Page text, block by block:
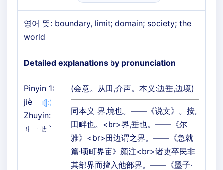
영어 뜻: boundary, limit; domain; society; the
world
Detailed explanations by pronunciation
Pinyin 1:
jiè
Zhuyin:
ㄐㄧㄝˋ
(会意。从田,介声。本义:边垂,边境)
同本义 界,境也。——《说文》。按,
田畔也。<br>界,垂也。——《尔
雅》<br>田边谓之界。——《急就
篇·顷町界亩》颜注<br>诸吏卒民非
其部界而擅入他部界。——《墨子·